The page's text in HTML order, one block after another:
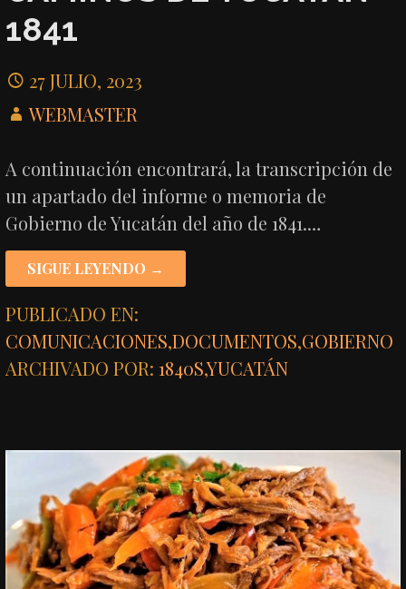
1841
27 JULIO, 2023
WEBMASTER
A continuación encontrará, la transcripción de
un apartado del informe o memoria de
Gobierno de Yucatán del año de 1841.…
SIGUE LEYENDO →
PUBLICADO EN:
COMUNICACIONES,DOCUMENTOS,GOBIERNO
ARCHIVADO POR:1840S,YUCATÁN